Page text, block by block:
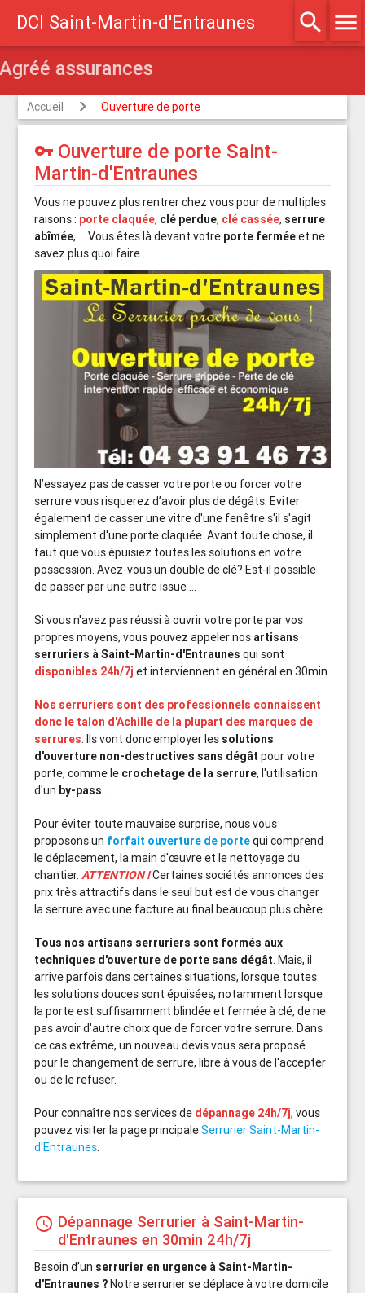
DCI Saint-Martin-d'Entraunes search menu
Agréé assurances
Accueil Ouverture de porte
vpn_key Ouverture de porte Saint-
Martin-d'Entraunes
Vous ne pouvez plus rentrer chez vous pour de multiples
raisons : porte claquée, clé perdue, clé cassée, serrure
abîmée, … Vous êtes là devant votre porte ferméeet ne
savez plus quoi faire.
N’essayez pas de casser votre porte ou forcer votre
serrure vous risquerez d’avoir plus de dégâts. Eviter
également de casser une vitre d'une fenêtre s'il s'agit
simplement d'une porte claquée. Avant toute chose, il
faut que vous épuisiez toutes les solutions en votre
possession. Avez-vous un double de clé? Est-il possible
de passer par une autre issue ...
Si vous n'avez pas réussi à ouvrir votre porte par vos
propres moyens, vous pouvez appeler nos artisans
serruriers à Saint-Martin-d'Entraunes qui sont
disponibles 24h/7j et interviennent en général en 30min.
Nos serruriers sont des professionnels connaissent
donc le talon d'Achille de la plupart des marques de
serrures. Ils vont donc employer les solutions
d'ouverture non-destructives sans dégât pour votre
porte, comme le crochetage de la serrure, l'utilisation
d'un by-pass ...
Pour éviter toute mauvaise surprise, nous vous
proposons un forfait ouverture de portequi comprend
le déplacement, la main d'œuvre et le nettoyage du
chantier.ATTENTION !Certaines sociétés annonces des
prix très attractifs dans le seul but est de vous changer
la serrure avec une facture au final beaucoup plus chère.
Tous nos artisans serruriers sont formés aux
techniques d'ouverture de porte sans dégât. Mais, il
arrive parfois dans certaines situations, lorsque toutes
les solutions douces sont épuisées, notamment lorsque
la porte est suffisamment blindée et fermée à clé, de ne
pas avoir d'autre choix que de forcer votre serrure. Dans
ce cas extrême, un nouveau devis vous sera proposé
pour le changement de serrure, libre à vous de l'accepter
ou de le refuser.
Pour connaître nos services de dépannage 24h/7j, vous
pouvez visiter la page principaleSerrurier Saint-Martin-
d'Entraunes.
schedule Dépannage Serrurier à Saint-Martin-
d'Entraunes en 30min 24h/7j
Besoin d’un serrurier en urgence à Saint-Martin-
d'Entraunes ?Notre serrurier se déplace à votre domicile